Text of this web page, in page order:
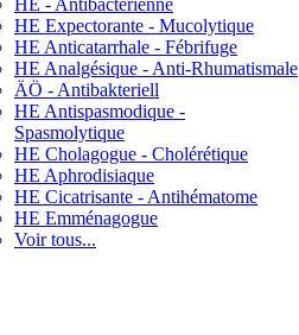
HE - Antibactérienne
HE Expectorante - Mucolytique
HE Anticatarrhale - Fébrifuge
HE Analgésique - Anti-Rhumatismale
ÄÖ - Antibakteriell
HE Antispasmodique -
Spasmolytique
HE Cholagogue - Cholérétique
HE Aphrodisiaque
HE Cicatrisante - Antihématome
HE Emménagogue
Voir tous...